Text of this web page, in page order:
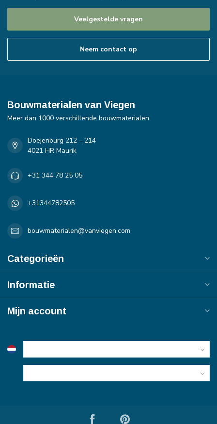
Veelgestelde vragen
Neem contact op
Bouwmaterialen van Viegen
Meer dan 1000 verschillende bouwmaterialen
Doejenburg 212 – 214
4021 HR Maurik
+31 344 78 25 05
+31344782505
bouwmaterialen@vanviegen.com
Categorieën
Informatie
Mijn account